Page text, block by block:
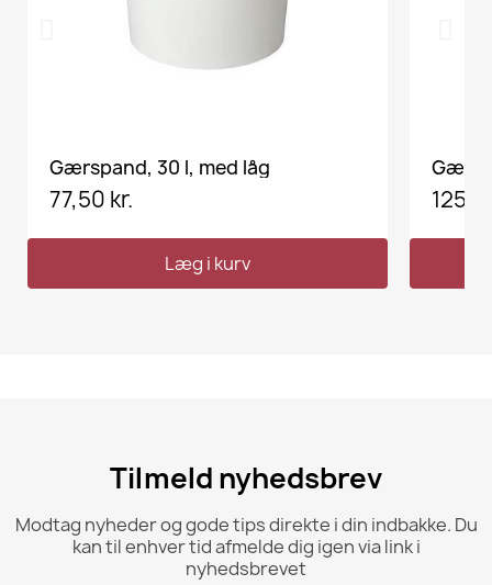
VIS HER
Gærspand, 30 l, med låg
77,50 kr.
Læg i kurv
Tilmeld nyhedsbrev
Modtag nyheder og gode tips direkte i din indbakke. Du
kan til enhver tid afmelde dig igen via link i
nyhedsbrevet